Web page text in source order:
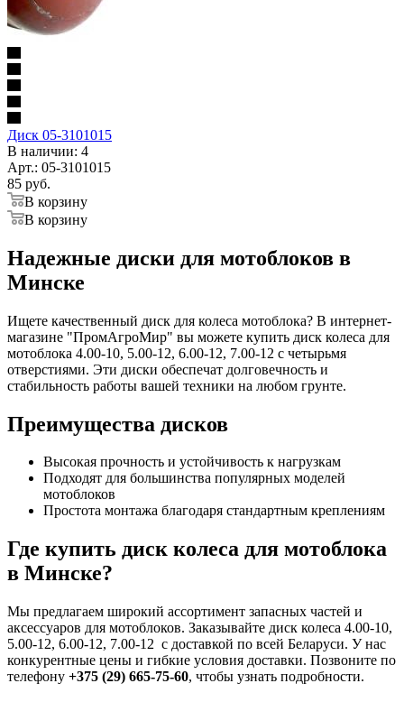
Диск 05-3101015
В наличии: 4
Арт.: 05-3101015
85 руб.
В корзину
В корзину
Надежные диски для мотоблоков в
Минске
Ищете качественный диск для колеса мотоблока? В интернет-
магазине "ПромАгроМир" вы можете купить диск колеса для
мотоблока 4.00-10, 5.00-12, 6.00-12, 7.00-12 с четырьмя
отверстиями. Эти диски обеспечат долговечность и
стабильность работы вашей техники на любом грунте.
Преимущества дисков
Высокая прочность и устойчивость к нагрузкам
Подходят для большинства популярных моделей
мотоблоков
Простота монтажа благодаря стандартным креплениям
Где купить диск колеса для мотоблока
в Минске?
Мы предлагаем широкий ассортимент запасных частей и
аксессуаров для мотоблоков. Заказывайте диск колеса 4.00-10,
5.00-12, 6.00-12, 7.00-12 с доставкой по всей Беларуси. У нас
конкурентные цены и гибкие условия доставки. Позвоните по
телефону +375 (29) 665-75-60, чтобы узнать подробности.